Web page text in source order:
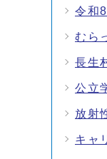
令和
むら
長生
公立
放射
キャ